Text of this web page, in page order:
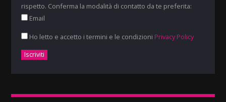
rispetto. Conferma la modalità di contatto da te preferita:
Email
Ho letto e accetto i termini e le condizioni Privacy Policy